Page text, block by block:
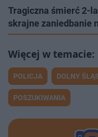
Tragiczna śmierć 2-
skrajne zaniedbanie
POLICJA DOLNY
POSZUKIWANIA